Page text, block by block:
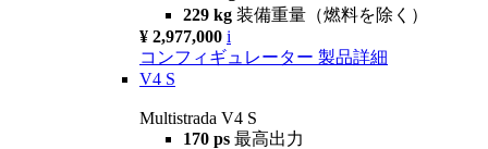
229 kg 装備重量（燃料を除く）
¥ 2,977,000 i
コンフィギュレーター 製品詳細
V4 S
Multistrada V4 S
170 ps 最高出力